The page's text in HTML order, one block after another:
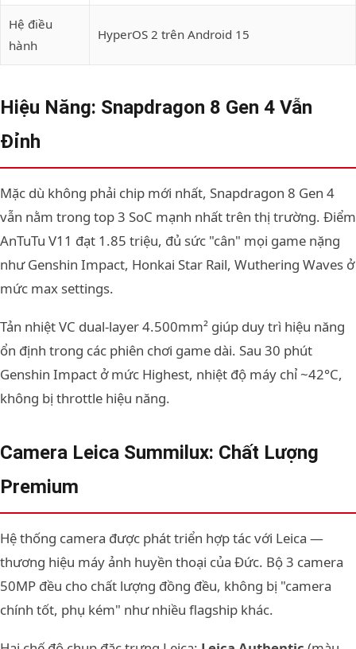
Hệ điều
hành
HyperOS 2 trên Android 15
Hiệu Năng: Snapdragon 8 Gen 4 Vẫn
Đỉnh
Mặc dù không phải chip mới nhất, Snapdragon 8 Gen 4
vẫn nằm trong top 3 SoC mạnh nhất trên thị trường. Điểm
AnTuTu V11 đạt 1.85 triệu, đủ sức "cân" mọi game nặng
như Genshin Impact, Honkai Star Rail, Wuthering Waves ở
mức max settings.
Tản nhiệt VC dual-layer 4.500mm² giúp duy trì hiệu năng
ổn định trong các phiên chơi game dài. Sau 30 phút
Genshin Impact ở mức Highest, nhiệt độ máy chỉ ~42°C,
không bị throttle hiệu năng.
Camera Leica Summilux: Chất Lượng
Premium
Hệ thống camera được phát triển hợp tác với Leica —
thương hiệu máy ảnh huyền thoại của Đức. Bộ 3 camera
50MP đều cho chất lượng đồng đều, không bị "camera
chính tốt, phụ kém" như nhiều flagship khác.